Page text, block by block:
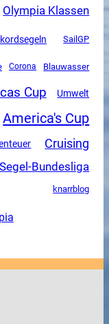
Olympia Klassen
SailGP
Corona Blauwasser
Cup Umwelt
America's Cup
Cruising
Segel-Bundesliga
knarrblog